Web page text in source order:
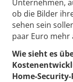
Unternehmen,
ob die Bilder
sehen sein
paar Euro mehr
Wie sieht es
Home-